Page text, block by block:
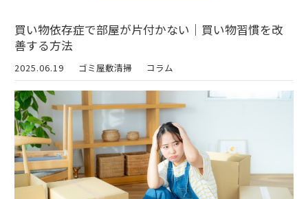
買い物依存症で部屋が片付かない｜買い物習慣を改
善する方法
2025.06.19 ゴミ屋敷清掃 コラム